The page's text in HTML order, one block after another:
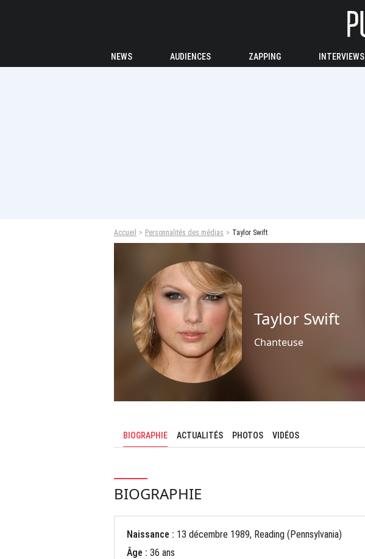
NEWS AUDIENCES ZAPPING INTERVIEWS
Accueil Personnalités des médias Taylor Swift
Taylor Swift
Chanteuse
BIOGRAPHIE ACTUALITÉS PHOTOS VIDÉOS
BIOGRAPHIE
Naissance : 13 décembre 1989, Reading (Pennsylvania)
Âge :36 ans